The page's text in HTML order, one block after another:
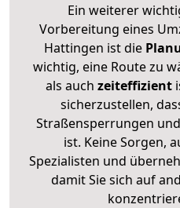
Ein weiterer
Vorbereitung eines
Hattingen ist die
wichtig, eine Route zu
als auch zeiteffizient
sicherzustellen,
Straßensperrungen
ist. Keine Sorgen,
Spezialisten und
damit Sie sich auf